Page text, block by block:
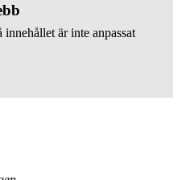
är inte anpassat